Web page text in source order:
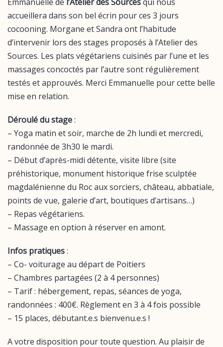
accueillera dans son bel écrin pour ces 3 jours
cocooning. Morgane et Sandra ont l’habitude
d’intervenir lors des stages proposés à l’Atelier des
Sources. Les plats végétariens cuisinés par l’une et les
massages concoctés par l’autre sont régulièrement
testés et approuvés. Merci Emmanuelle pour cette belle
mise en relation.
Déroulé du stage:
– Yoga matin et soir, marche de 2h lundi et mercredi,
randonnée de 3h30 le mardi.
– Début d’après-midi détente, visite libre (site
préhistorique, monument historique frise sculptée
magdalénienne du Roc aux sorciers, château, abbatiale,
points de vue, galerie d’art, boutiques d’artisans…)
– Repas végétariens.
– Massage en option à réserver en amont.
Infos pratiques:
– Co- voiturage au départ de Poitiers
– Chambres partagées (2 à 4 personnes)
– Tarif : hébergement, repas, séances de yoga,
randonnées : 400€. Règlement en 3 à 4 fois possible
– 15 places, débutant.e.s bienvenu.e.s !
A votre disposition pour toute question. Au plaisir de